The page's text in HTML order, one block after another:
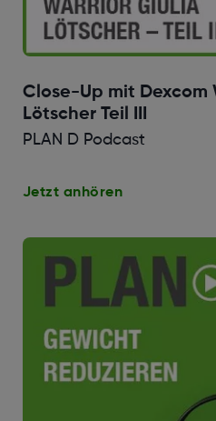
Close-Up mit Dexcom
Lötscher Teil III
PLAN D Podcast
Jetzt anhören